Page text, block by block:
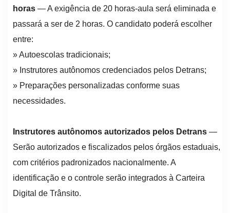
horas — A exigência de 20 horas-aula será eliminada e
passará a ser de 2 horas. O candidato poderá escolher
entre:
» Autoescolas tradicionais;
» Instrutores autônomos credenciados pelos Detrans;
» Preparações personalizadas conforme suas
necessidades.
Instrutores autônomos autorizados pelos Detrans —
Serão autorizados e fiscalizados pelos órgãos estaduais,
com critérios padronizados nacionalmente. A
identificação e o controle serão integrados à Carteira
Digital de Trânsito.